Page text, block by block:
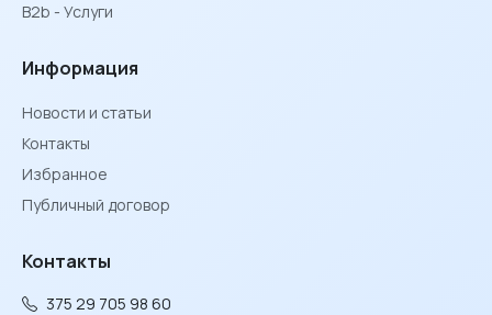
B2b - Услуги
Информация
Новости и статьи
Контакты
Избранное
Публичный договор
Контакты
375 29 705 98 60